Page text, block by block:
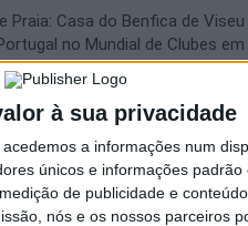
à sua privacidade
a informações num
únicos e informações
de publicidade e
nós e os nossos parceiros
Praia: Casa do Benfica de Viseu
no Mundial de Clubes em
Itália